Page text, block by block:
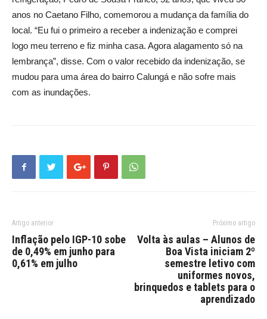
anos no Caetano Filho, comemorou a mudança da família do
local. “Eu fui o primeiro a receber a indenização e comprei
logo meu terreno e fiz minha casa. Agora alagamento só na
lembrança”, disse. Com o valor recebido da indenização, se
mudou para uma área do bairro Calungá e não sofre mais
com as inundações.
Artigo anterior
Inflação pelo IGP-10 sobe
de 0,49% em junho para
0,61% em julho
Próximo artigo
Volta às aulas – Alunos de
Boa Vista iniciam 2º
semestre letivo com
uniformes novos,
brinquedos e tablets para o
aprendizado